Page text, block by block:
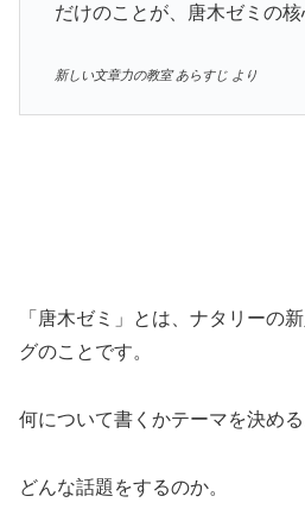
だけのことが、唐木ゼミの核
新しい文章力の教室 あらすじ より
「唐木ゼミ」とは、ナタリーの
グのことです。
何について書くかテーマを決める
どんな話題をするのか。